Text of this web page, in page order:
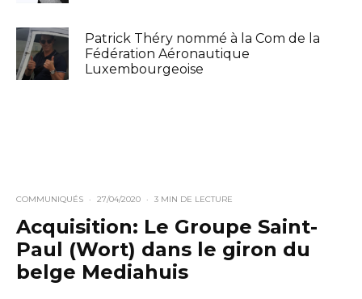
Patrick Théry nommé à la Com de la
Fédération Aéronautique
Luxembourgeoise
COMMUNIQUÉS · 27/04/2020 · 3 MIN DE LECTURE
Acquisition: Le Groupe Saint-
Paul (Wort) dans le giron du
belge Mediahuis